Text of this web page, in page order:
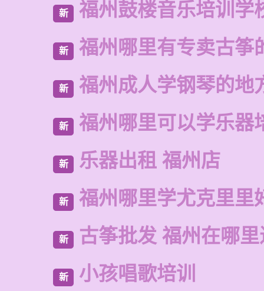
新 福州鼓楼音乐培训学
新 福州哪里有专卖古筝
新 福州成人学钢琴的地
新 福州哪里可以学乐器
新 乐器出租 福州店
新 福州哪里学尤克里里
新 古筝批发 福州在哪
新 小孩唱歌培训